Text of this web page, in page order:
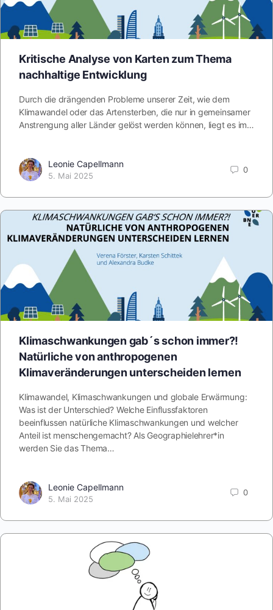
Kritische Analyse von Karten zum Thema
nachhaltige Entwicklung
Durch die drängenden Probleme unserer Zeit, wie dem
Klimawandel oder das Artensterben, die nur in gemeinsamer
Anstrengung aller Länder gelöst werden können, liegt es im…
Leonie Capellmann
5. Mai 2025
0
Klimaschwankungen gab´s schon immer?!
Natürliche von anthropogenen
Klimaveränderungen unterscheiden lernen
Klimawandel, Klimaschwankungen und globale Erwärmung:
Was ist der Unterschied? Welche Einflussfaktoren
beeinflussen natürliche Klimaschwankungen und welcher
Anteil ist menschengemacht? Als Geographielehrer*in
werden Sie das Thema…
Leonie Capellmann
5. Mai 2025
0